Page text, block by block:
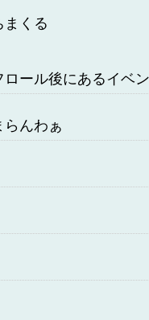
くる
にあるイベン
んわぁ